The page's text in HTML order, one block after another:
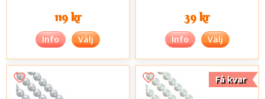
119 kr
Info Välj
39 kr
Info Välj
Få kvar